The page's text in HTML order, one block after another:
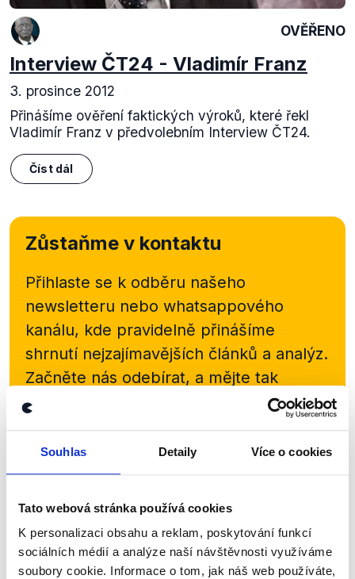
Souhlas Detaily Více o cookies
Tato webová stránka používá cookies
K personalizaci obsahu a reklam, poskytování funkcí
sociálních médií a analýze naší návštěvnosti využíváme
soubory cookie. Informace o tom, jak náš web používáte,
OVĚŘENO
Interview ČT24 - Vladimír Franz
3. prosince 2012
Přinášíme ověření faktických výroků, které řekl
Vladimír Franz v předvolebním Interview ČT24.
Číst dál
Zůstaňme v kontaktu
Přihlaste se k odběru našeho
newsletteru nebo whatsappového
kanálu, kde pravidelně přinášíme
shrnutí nejzajímavějších článků a analýz.
Začněte nás odebírat, a mějte tak
přehled o tom, jaké dezinformace a
nepravdy se zrovna v Česku šíří.
Newsletter
Sociální sítě